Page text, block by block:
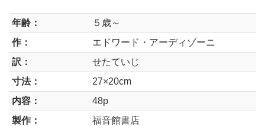
年齢：
５歳～
作：
エドワード・アーディゾーニ
訳：
せたていじ
寸法：
27×20cm
内容：
48p
製作：
福音館書店